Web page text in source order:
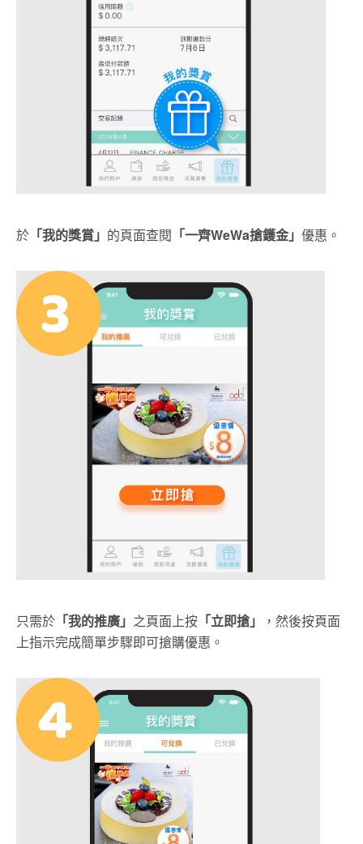
於 「我的獎賞」 的頁面查閱 「一齊WeWa搶鑊金」 優惠。
只需於 「我的推廣」 之頁面上按 「立即搶」
，然後按頁面
上指示完成簡單步驟即可搶購優惠。